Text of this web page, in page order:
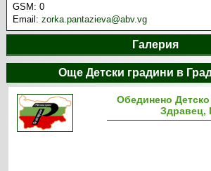
GSM:0
Email:zorka.pantazieva@abv.vg
Галерия
Още Детски градини в
Обединено
Здравец,